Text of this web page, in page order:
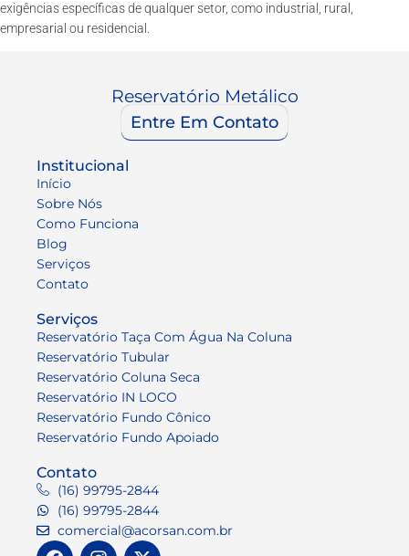
exigências específicas de qualquer setor, como industrial, rural,
empresarial ou residencial.
Reservatório Metálico
Entre Em Contato
Institucional
Início
Sobre Nós
Como Funciona
Blog
Serviços
Contato
Serviços
Reservatório Taça Com Água Na Coluna
Reservatório Tubular
Reservatório Coluna Seca
Reservatório IN LOCO
Reservatório Fundo Cônico
Reservatório Fundo Apoiado
Contato
(16) 99795-2844
(16) 99795-2844
comercial@acorsan.com.br